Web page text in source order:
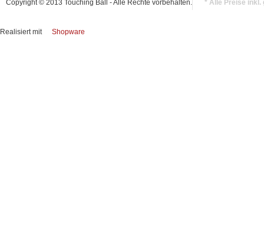
Copyright © 2013 Touching Ball - Alle Rechte vorbehalten. * Alle Preise inkl.
Realisiert mit Shopware